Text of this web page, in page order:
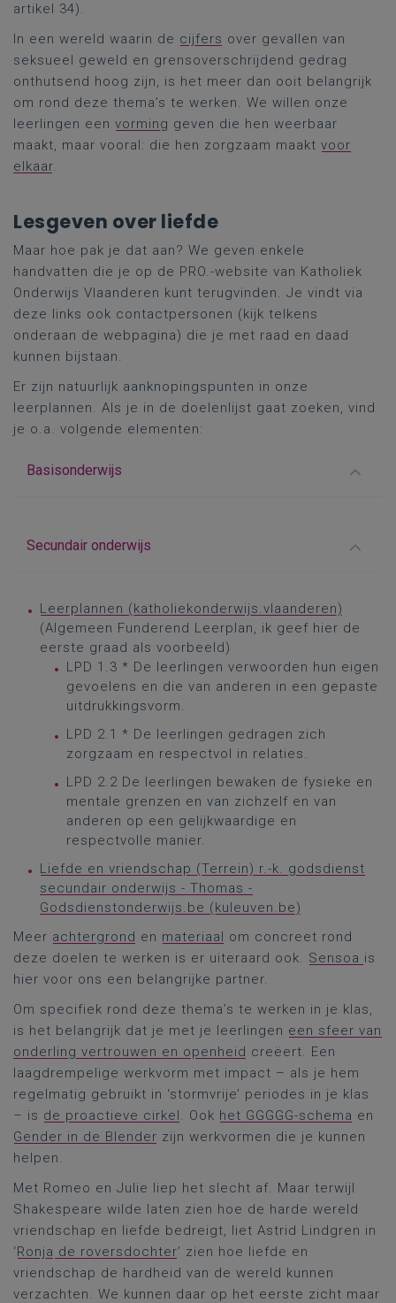
artikel 34).
In een wereld waarin de cijfers over gevallen van
seksueel geweld en grensoverschrijdend gedrag
onthutsend hoog zijn, is het meer dan ooit belangrijk
om rond deze thema’s te werken. We willen onze
leerlingen een vorming geven die hen weerbaar
maakt, maar vooral: die hen zorgzaam maakt voor
elkaar.
Lesgeven over liefde
Maar hoe pak je dat aan? We geven enkele
handvatten die je op de PRO.-website van Katholiek
Onderwijs Vlaanderen kunt terugvinden. Je vindt via
deze links ook contactpersonen (kijk telkens
onderaan de webpagina) die je met raad en daad
kunnen bijstaan.
Er zijn natuurlijk aanknopingspunten in onze
leerplannen. Als je in de doelenlijst gaat zoeken, vind
je o.a. volgende elementen:
Basisonderwijs
Secundair onderwijs
Leerplannen (katholiekonderwijs.vlaanderen)
(Algemeen Funderend Leerplan, ik geef hier de
eerste graad als voorbeeld)
LPD 1.3 * De leerlingen verwoorden hun eigen
gevoelens en die van anderen in een gepaste
uitdrukkingsvorm.
LPD 2.1 * De leerlingen gedragen zich
zorgzaam en respectvol in relaties.
LPD 2.2 De leerlingen bewaken de fysieke en
mentale grenzen en van zichzelf en van
anderen op een gelijkwaardige en
respectvolle manier.
Liefde en vriendschap (Terrein) r.-k. godsdienst
secundair onderwijs - Thomas -
Godsdienstonderwijs.be (kuleuven.be)
Meer achtergrond en materiaal om concreet rond
deze doelen te werken is er uiteraard ook. Sensoa is
hier voor ons een belangrijke partner.
Om specifiek rond deze thema’s te werken in je klas,
is het belangrijk dat je met je leerlingen een sfeer van
onderling vertrouwen en openheid creëert. Een
laagdrempelige werkvorm met impact – als je hem
regelmatig gebruikt in ‘stormvrije’ periodes in je klas
– is de proactieve cirkel. Ook het GGGGG-schema en
Gender in de Blender zijn werkvormen die je kunnen
helpen.
Met Romeo en Julie liep het slecht af. Maar terwijl
Shakespeare wilde laten zien hoe de harde wereld
vriendschap en liefde bedreigt, liet Astrid Lindgren in
‘Ronja de roversdochter’ zien hoe liefde en
vriendschap de hardheid van de wereld kunnen
verzachten. We kunnen daar op het eerste zicht maar